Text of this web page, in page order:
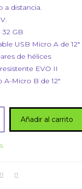
a distancia.
32 GB
USB Micro A de 12″
de hélices
EVO II
A-Micro B de 12″
Añadir al carrito